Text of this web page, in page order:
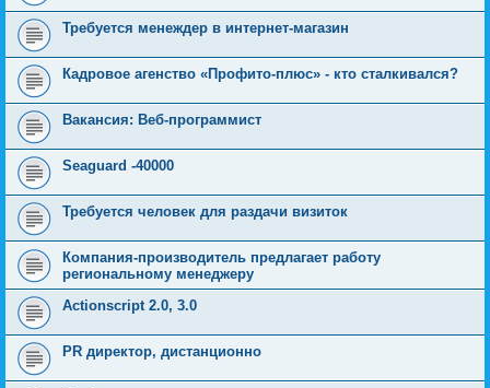
Требуется менеждер в интернет-магазин
Кадровое агенство «Профито-плюс» - кто сталкивался?
Вакансия: Веб-программист
Seaguard -40000
Требуется человек для раздачи визиток
Компания-производитель предлагает работу
региональному менеджеру
Actionscript 2.0, 3.0
PR директор, дистанционно